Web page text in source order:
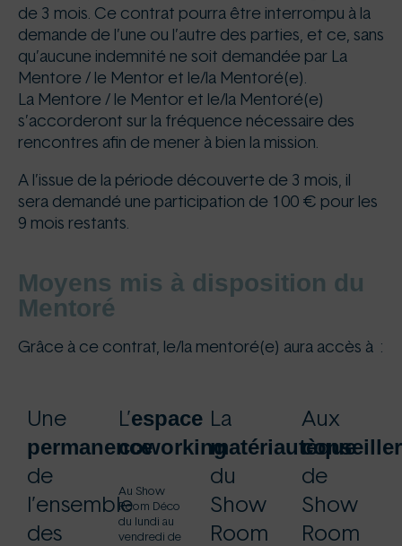
de 3 mois. Ce contrat pourra être interrompu à la
demande de l’une ou l’autre des parties, et ce, sans
qu’aucune indemnité ne soit demandée par La
Mentore / le Mentor et le/la Mentoré(e).
La Mentore / le Mentor et le/la Mentoré(e)
s’accorderont sur la fréquence nécessaire des
rencontres afin de mener à bien la mission.
A l’issue de la période découverte de 3 mois, il
sera demandé une participation de 100 € pour les
9 mois restants.
Moyens mis à disposition du
Mentoré
Grâce à ce contrat, le/la mentoré(e) aura accès à :
Une
permanence
de
l’ensemble
des
L’espace
coworking
Au Show
Room Déco
du lundi au
vendredi de
La
matériautèque
du
Show
Room
Aux
de
Show
Room